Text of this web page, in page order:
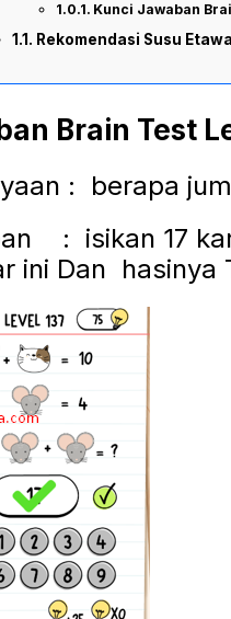
Kunci Jawaban
Rekomendasi Susu
Brain Test
: berapa
: isikan 17
ini Dan hasinya